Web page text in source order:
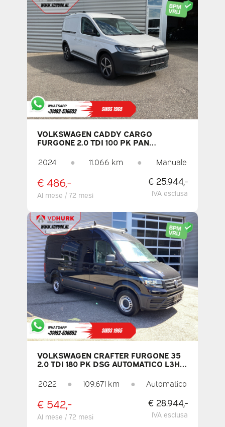
VOLKSWAGEN CADDY CARGO
FURGONE 2.0 TDI 100 PK PAN
SCORREVOLI / VIRTUAL COCKPIT /
CARPLAY / TELECAMERA / PDC /
CONDIZIONATA
2024 ● 11.066 km ● Manuale
€ 486,-
Al mese / 72 mesi
€ 25.944,-
IVA esclusa
VOLKSWAGEN CRAFTER FURGONE 35
2.0 TDI 180 PK DSG AUTOMATICO L3H3
270GR. / SEDILE RISCALDATO /
CARPLAY / NAVIGATORE /
TELECAMERA / PDC / CRUISE CONTROL
/ ARIA CONDIZIONATA
2022 ● 109.671 km ● Automatico
€ 542,-
Al mese / 72 mesi
€ 28.944,-
IVA esclusa